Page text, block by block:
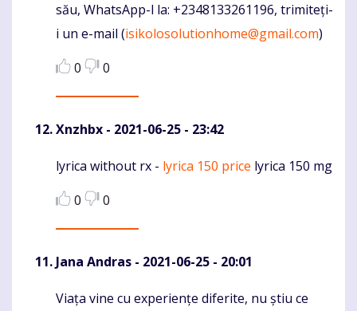
său, WhatsApp-l la: +2348133261196, trimiteți-
i un e-mail (isikolosolutionhome@gmail.com)
0
0
Xnzhbx - 2021-06-25 - 23:42
Komentaras
lyrica without rx - lyrica 150 price lyrica 150 mg
0
0
Jana Andras - 2021-06-25 - 20:01
Komentaras
Viața vine cu experiențe diferite, nu știu ce